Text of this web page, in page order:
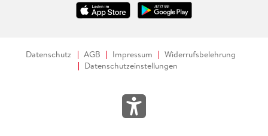
Datenschutz AGB Impressum
Widerrufsbelehrung
Datenschutzeinstellungen